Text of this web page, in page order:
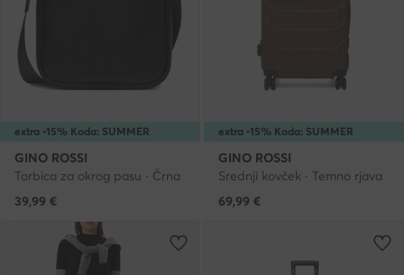
extra -15% Koda: SUMMER
GINO ROSSI
Torbica za okrog pasu · Črna
39,99 €
extra -15% Koda: SUMMER
GINO ROSSI
Srednji kovček · Temno rjava
69,99 €